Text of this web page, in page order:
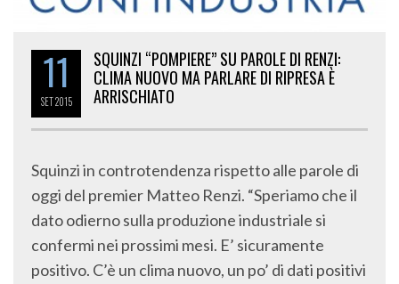
11
SET2015
SQUINZI “POMPIERE” SU PAROLE DI RENZI:
CLIMA NUOVO MA PARLARE DI RIPRESA È
ARRISCHIATO
Squinzi in controtendenza rispetto alle parole di
oggi del premier Matteo Renzi. “Speriamo che il
dato odierno sulla produzione industriale si
confermi nei prossimi mesi. E’ sicuramente
positivo. C’è un clima nuovo, un po’ di dati positivi